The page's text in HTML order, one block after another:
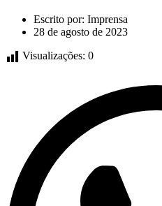
Escrito por: Imprensa
28 de agosto de 2023
Visualizações: 0